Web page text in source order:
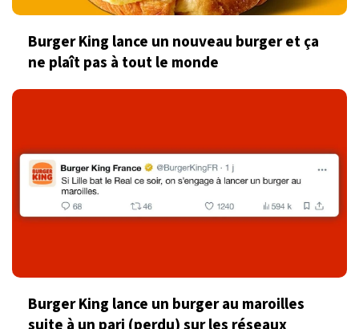
Burger King lance un nouveau burger et ça
ne plaît pas à tout le monde
Burger King lance un burger au maroilles